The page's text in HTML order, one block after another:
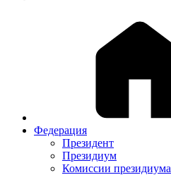
Федерация
Президент
Президиум
Комиссии президиума